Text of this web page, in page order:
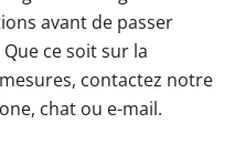
avant de passer
ce soit sur la
contactez notre
chat ou e-mail.